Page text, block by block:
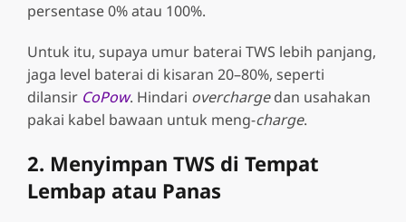
persentase 0% atau 100%.
Untuk itu, supaya umur baterai TWS lebih panjang,
jaga level baterai di kisaran 20–80%, seperti
dilansir CoPow. Hindari overchargedan usahakan
pakai kabel bawaan untuk meng-charge.
2. Menyimpan TWS di Tempat
Lembap atau Panas